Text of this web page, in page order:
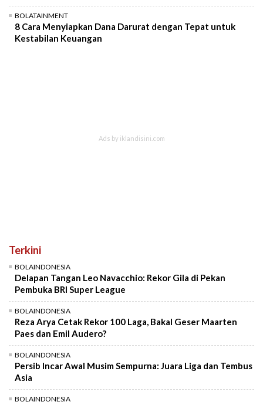
BOLATAINMENT
8 Cara Menyiapkan Dana Darurat dengan Tepat untuk
Kestabilan Keuangan
Terkini
BOLAINDONESIA
Delapan Tangan Leo Navacchio: Rekor Gila di Pekan
Pembuka BRI Super League
BOLAINDONESIA
Reza Arya Cetak Rekor 100 Laga, Bakal Geser Maarten
Paes dan Emil Audero?
BOLAINDONESIA
Persib Incar Awal Musim Sempurna: Juara Liga dan Tembus
Asia
BOLAINDONESIA